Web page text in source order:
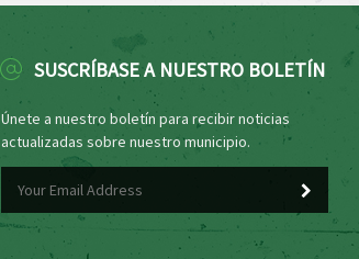
SUSCRÍBASE A NUESTRO BOLETÍN
Únete a nuestro boletín para recibir noticias
actualizadas sobre nuestro municipio.